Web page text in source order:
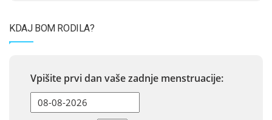
KDAJ BOM RODILA?
Vpišite prvi dan vaše zadnje menstruacije: